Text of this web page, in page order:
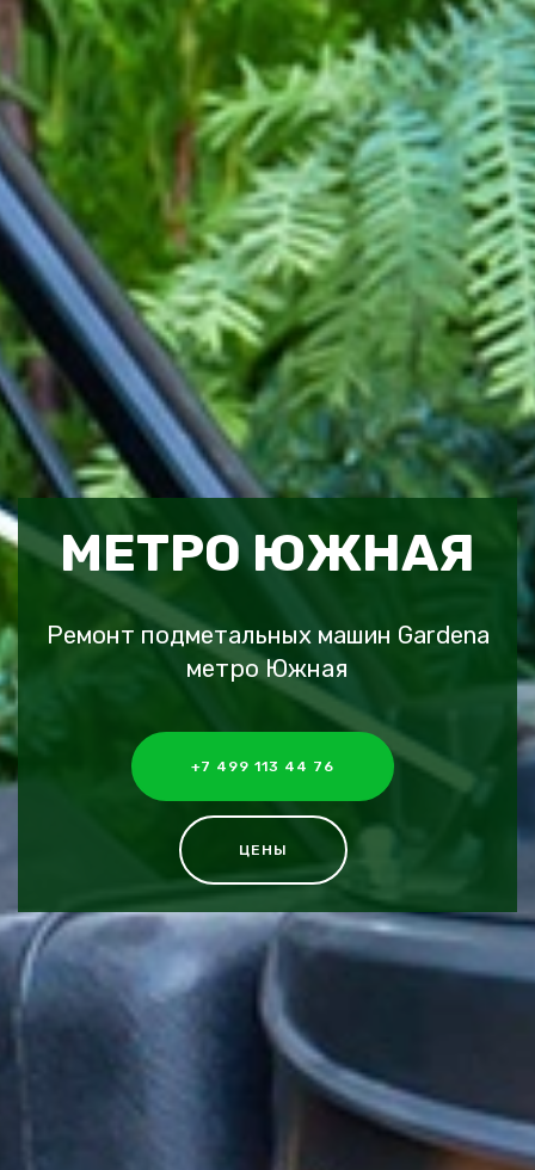
МЕТРО ЮЖНАЯ
Ремонт подметальных машин Gardena
метро Южная
+7 499 113 44 76
ЦЕНЫ